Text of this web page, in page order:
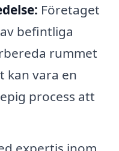
Företaget
befintliga
rummet
kan vara en
process att